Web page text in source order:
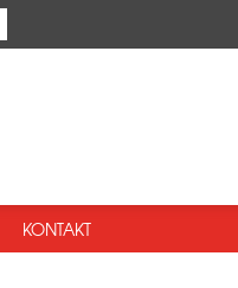
KONTAKT